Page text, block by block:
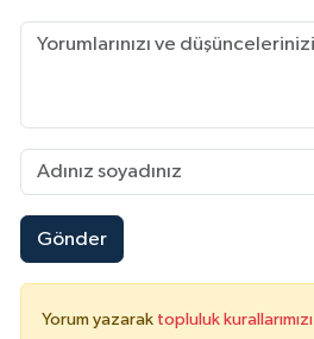
Gönder
Yorum yazarak topluluk kurallarımızı